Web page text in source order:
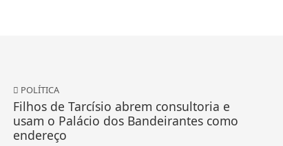
POLÍTICA
Filhos de Tarcísio abrem consultoria e
usam o Palácio dos Bandeirantes como
endereço